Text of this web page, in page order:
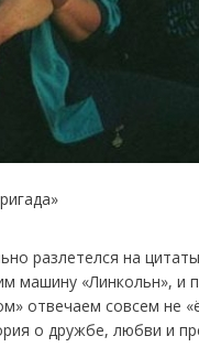
разлетелся на
машину «Линкольн», и
отвечаем совсем не
о дружбе, любви и